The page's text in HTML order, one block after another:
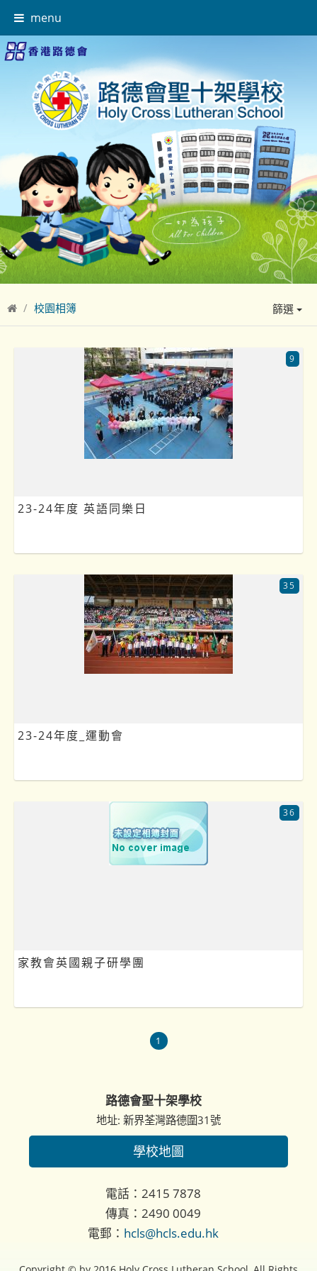
menu
校園相簿 篩選
23-24年度 英語同樂日
9
23-24年度_運動會
35
家教會英國親子研學團
36
1
路德會聖十架學校
地址: 新界荃灣路德圍31號
學校地圖
電話：2415 7878
傳真：2490 0049
電郵： hcls@hcls.edu.hk